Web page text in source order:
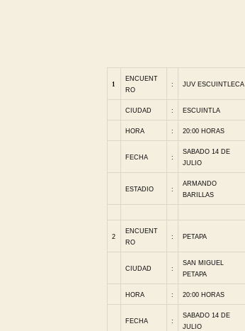
1
ENCUENT
RO
: JUV ESCUINTLECA
CIUDAD : ESCUINTLA
HORA : 20:00 HORAS
FECHA :
SABADO 14 DE
JULIO
ESTADIO :
ARMANDO
BARILLAS
2
ENCUENT
RO
: PETAPA
CIUDAD :
SAN MIGUEL
PETAPA
HORA : 20:00 HORAS
FECHA :
SABADO 14 DE
JULIO